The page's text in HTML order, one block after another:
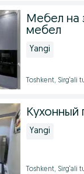
Мебел на
мебел
Yangi
Toshkent,
Кухонный
Yangi
Toshkent,